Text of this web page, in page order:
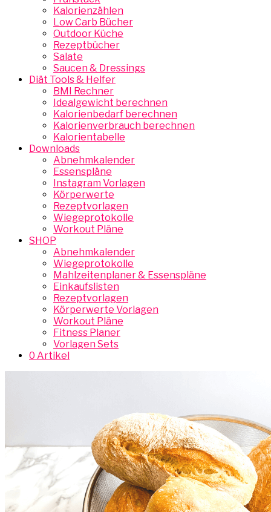
Kalorienzählen
Low Carb Bücher
Outdoor Küche
Rezeptbücher
Salate
Saucen & Dressings
Diät Tools & Helfer
BMI Rechner
Idealgewicht berechnen
Kalorienbedarf berechnen
Kalorienverbrauch berechnen
Kalorientabelle
Downloads
Abnehmkalender
Essenspläne
Instagram Vorlagen
Körperwerte
Rezeptvorlagen
Wiegeprotokolle
Workout Pläne
SHOP
Abnehmkalender
Wiegeprotokolle
Mahlzeitenplaner & Essenspläne
Einkaufslisten
Rezeptvorlagen
Körperwerte Vorlagen
Workout Pläne
Fitness Planer
Vorlagen Sets
0 Artikel